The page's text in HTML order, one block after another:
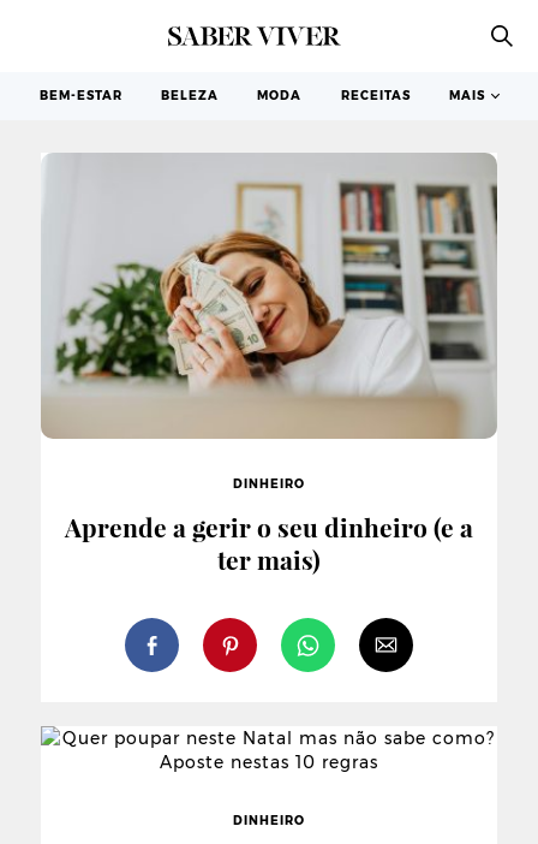
BEM-ESTAR BELEZA MODA RECEITAS MAIS
DINHEIRO
DINHEIRO
Aprende a gerir o seu dinheiro (e a
ter mais)
DINHEIRO